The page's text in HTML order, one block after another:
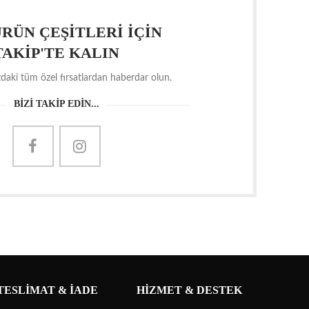
ÇEŞİTLERİ İÇİN
KALIN
tüm özel fırsatlardan haberdar olun.
BİZİ TAKİP EDİN...
& İADE HİZMET & DESTEK